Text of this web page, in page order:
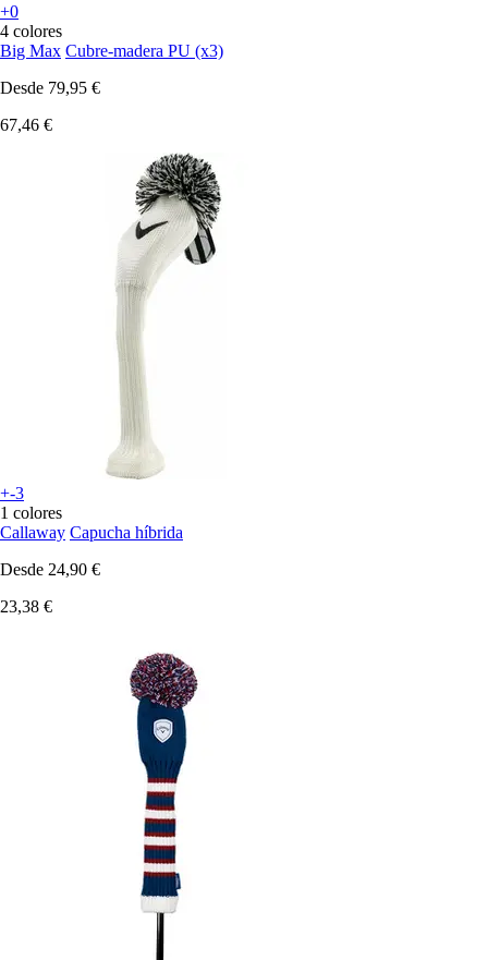
+0
4 colores
Big Max Cubre-madera PU (x3)
Desde 79,95 €
67,46 €
+-3
1 colores
Callaway Capucha híbrida
Desde 24,90 €
23,38 €